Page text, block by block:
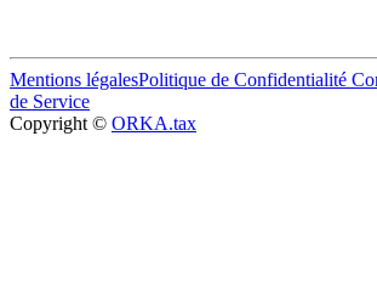
Mentions légalesPolitique de Confidentialité
de Service
Copyright © ORKA.tax